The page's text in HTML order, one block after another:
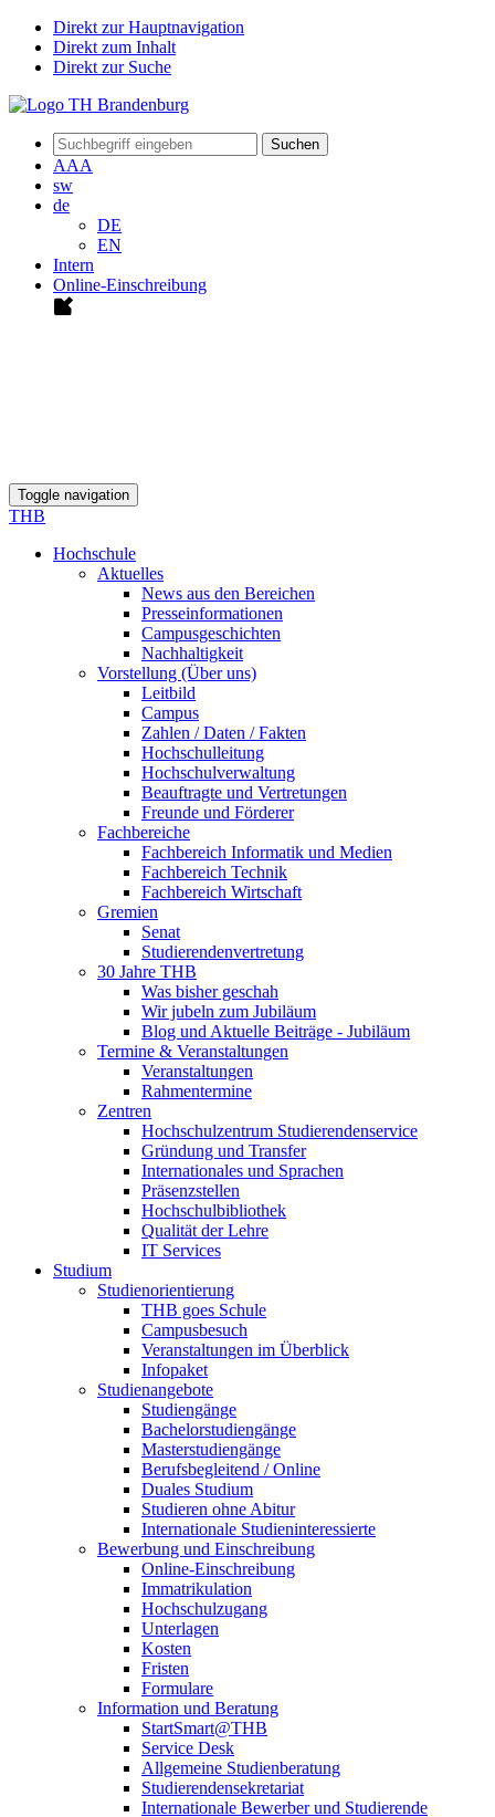
Direkt zur Hauptnavigation
Direkt zum Inhalt
Direkt zur Suche
Suchen
AAA
sw
de
DE
EN
Intern
Online-Einschreibung
Toggle navigation
THB
Hochschule
Aktuelles
News aus den Bereichen
Presseinformationen
Campusgeschichten
Nachhaltigkeit
Vorstellung (Über uns)
Leitbild
Campus
Zahlen / Daten / Fakten
Hochschulleitung
Hochschulverwaltung
Beauftragte und Vertretungen
Freunde und Förderer
Fachbereiche
Fachbereich Informatik und Medien
Fachbereich Technik
Fachbereich Wirtschaft
Gremien
Senat
Studierendenvertretung
30 Jahre THB
Was bisher geschah
Wir jubeln zum Jubiläum
Blog und Aktuelle Beiträge - Jubiläum
Termine & Veranstaltungen
Veranstaltungen
Rahmentermine
Zentren
Hochschulzentrum Studierendenservice
Gründung und Transfer
Internationales und Sprachen
Präsenzstellen
Hochschulbibliothek
Qualität der Lehre
IT Services
Studium
Studienorientierung
THB goes Schule
Campusbesuch
Veranstaltungen im Überblick
Infopaket
Studienangebote
Studiengänge
Bachelorstudiengänge
Masterstudiengänge
Berufsbegleitend / Online
Duales Studium
Studieren ohne Abitur
Internationale Studieninteressierte
Bewerbung und Einschreibung
Online-Einschreibung
Immatrikulation
Hochschulzugang
Unterlagen
Kosten
Fristen
Formulare
Information und Beratung
StartSmart@THB
Service Desk
Allgemeine Studienberatung
Studierendensekretariat
Internationale Bewerber und Studierende